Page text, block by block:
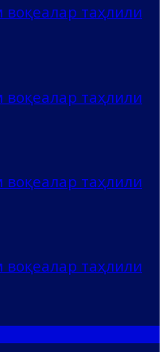
таҳлили
таҳлили
таҳлили
таҳлили